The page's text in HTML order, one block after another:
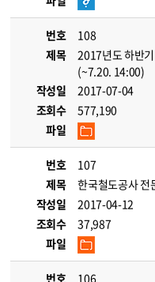
번호
108
제목
2017년도 하반
(~7.20. 14:00)
작성일
2017-07-04
조회수
577,190
파일
번호
107
제목
한국철도공사
작성일
2017-04-12
조회수
37,987
파일
번호
106